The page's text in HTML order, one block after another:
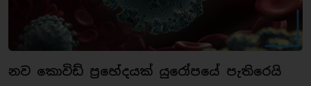
නව කොවිඩ් ප්‍රභේදයක් යුරෝපයේ පැතිරෙයි